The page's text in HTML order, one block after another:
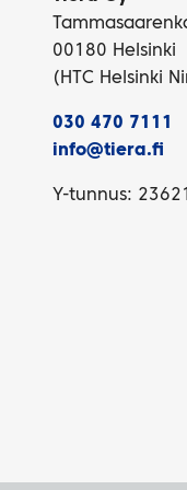
00180 Helsinki
(HTC Helsinki
030 470 7111
info@tiera.fi
Y-tunnus: